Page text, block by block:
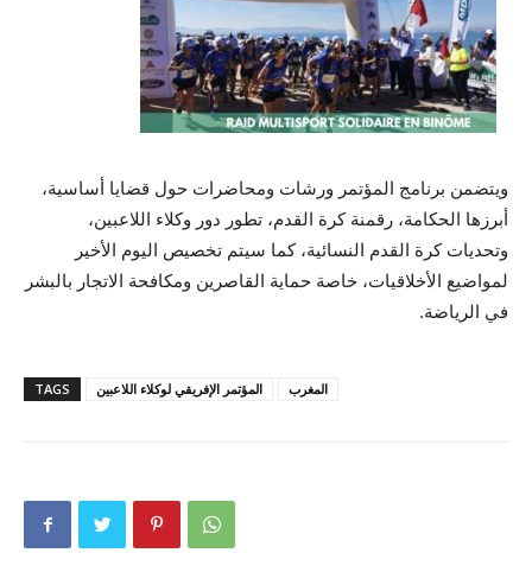
ويتضمن برنامج المؤتمر ورشات ومحاضرات حول قضايا أساسية،
أبرزها الحكامة، رقمنة كرة القدم، تطور دور وكلاء اللاعبين،
وتحديات كرة القدم النسائية، كما سيتم تخصيص اليوم الأخير
لمواضيع الأخلاقيات، خاصة حماية القاصرين ومكافحة الاتجار بالبشر
في الرياضة.
TAGS المؤتمر الإفريقي لوكلاء اللاعبين المغرب